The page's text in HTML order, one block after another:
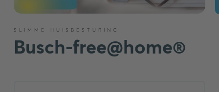
SLIMME HUISBESTURING
Busch-free@home®